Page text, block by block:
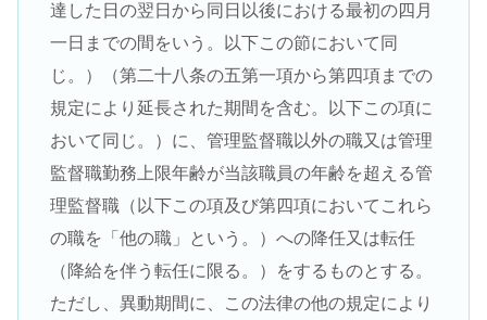
達した日の翌日から同日以後における最初の四月
一日までの間をいう。以下この節において同
じ。）（第二十八条の五第一項から第四項までの
規定により延長された期間を含む。以下この項に
おいて同じ。）に、管理監督職以外の職又は管理
監督職勤務上限年齢が当該職員の年齢を超える管
理監督職（以下この項及び第四項においてこれら
の職を「他の職」という。）への降任又は転任
（降給を伴う転任に限る。）をするものとする。
ただし、異動期間に、この法律の他の規定により